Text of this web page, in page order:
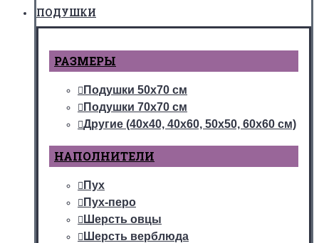
ПОДУШКИ
РАЗМЕРЫ
Подушки 50х70 см
Подушки 70х70 см
Другие (40х40, 40х60, 50х50, 60х60 см)
НАПОЛНИТЕЛИ
Пух
Пух-перо
Шерсть овцы
Шерсть верблюда